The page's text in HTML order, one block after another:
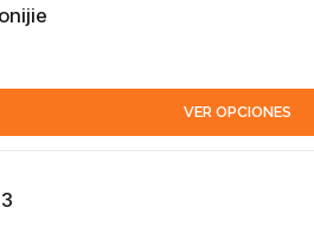
VER OPCIONES